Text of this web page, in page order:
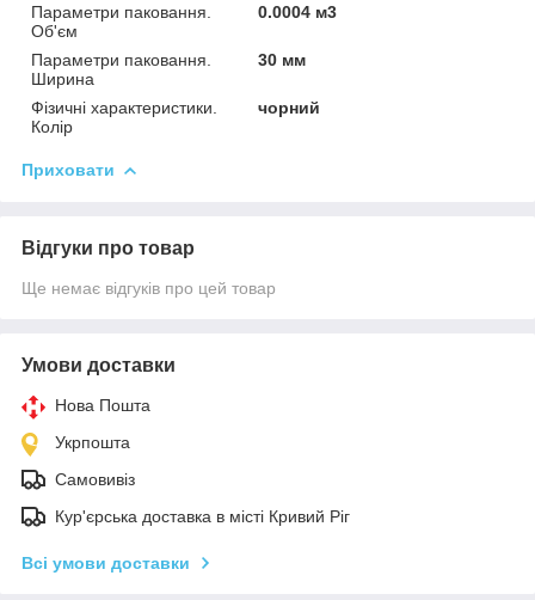
Параметри паковання.
Об'єм
0.0004 м3
Параметри паковання.
Ширина
30 мм
Фізичні характеристики.
Колір
чорний
Приховати
Відгуки про товар
Ще немає відгуків про цей товар
Умови доставки
Нова Пошта
Укрпошта
Самовивіз
Кур'єрська доставка в місті Кривий Ріг
Всі умови доставки